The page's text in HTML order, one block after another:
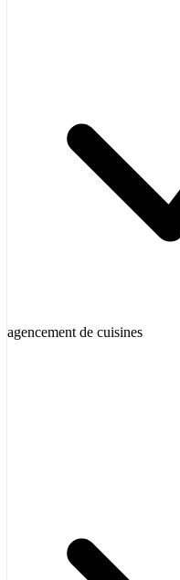
agencement de cuisines